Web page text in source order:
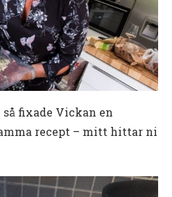
fixade Vickan en
recept – mitt hittar ni